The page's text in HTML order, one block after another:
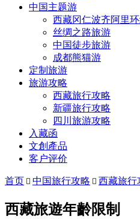
中国主题游
西藏冈仁波齐阿里
丝绸之路旅游
中国徒步旅游
成都熊猫游
定制旅游
旅游攻略
西藏旅行攻略
新疆旅行攻略
四川旅游攻略
入藏函
文創產品
客户评价
首页  中国旅行攻略  西藏旅行
西藏旅遊年齡限制